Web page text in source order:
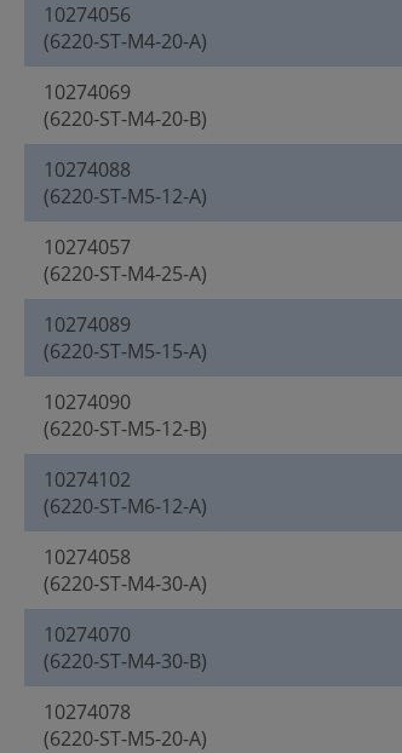
10274056
(6220-ST-M4-20-A)
10274069
(6220-ST-M4-20-B)
10274088
(6220-ST-M5-12-A)
10274057
(6220-ST-M4-25-A)
10274089
(6220-ST-M5-15-A)
10274090
(6220-ST-M5-12-B)
10274102
(6220-ST-M6-12-A)
10274058
(6220-ST-M4-30-A)
10274070
(6220-ST-M4-30-B)
10274078
(6220-ST-M5-20-A)